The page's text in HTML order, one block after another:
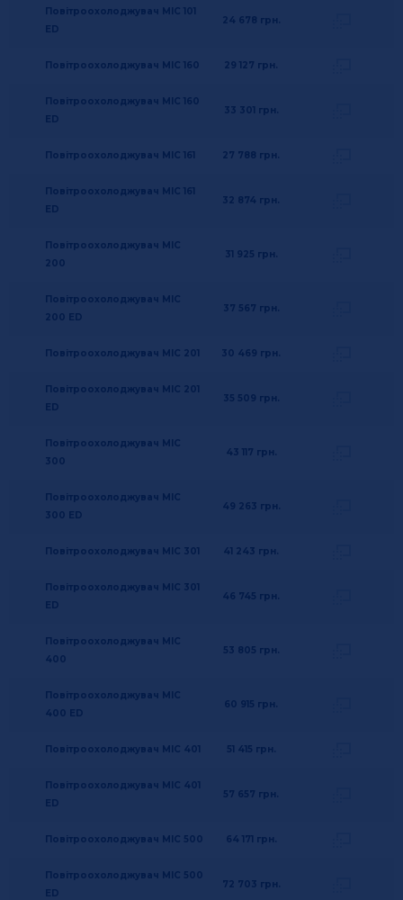
Повітроохолоджувач MIC 101
ED
24 678 грн.
Повітроохолоджувач MIC 160 29 127 грн.
Повітроохолоджувач MIC 160
ED
33 301 грн.
Повітроохолоджувач MIC 161 27 788 грн.
Повітроохолоджувач MIC 161
ED
32 874 грн.
Повітроохолоджувач MIC
200
31 925 грн.
Повітроохолоджувач MIC
200 ED
37 567 грн.
Повітроохолоджувач MIC 201 30 469 грн.
Повітроохолоджувач MIC 201
ED
35 509 грн.
Повітроохолоджувач MIC
300
43 117 грн.
Повітроохолоджувач MIC
300 ED
49 263 грн.
Повітроохолоджувач MIC 301 41 243 грн.
Повітроохолоджувач MIC 301
ED
46 745 грн.
Повітроохолоджувач MIC
400
53 805 грн.
Повітроохолоджувач MIC
400 ED
60 915 грн.
Повітроохолоджувач MIC 401 51 415 грн.
Повітроохолоджувач MIC 401
ED
57 657 грн.
Повітроохолоджувач MIC 500 64 171 грн.
Повітроохолоджувач MIC 500
ED
72 703 грн.